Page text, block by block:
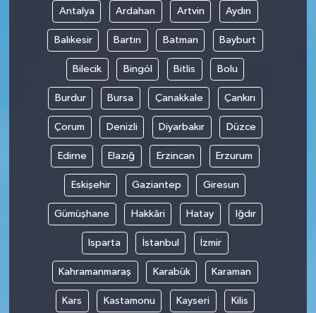
Antalya Ardahan Artvin Aydın
Balıkesir Bartın Batman Bayburt
Bilecik Bingöl Bitlis Bolu
Burdur Bursa Çanakkale Çankırı
Çorum Denizli Diyarbakır Düzce
Edirne Elazığ Erzincan Erzurum
Eskişehir Gaziantep Giresun
Gümüşhane Hakkâri Hatay Iğdır
Isparta İstanbul İzmir
Kahramanmaraş Karabük Karaman
Kars Kastamonu Kayseri Kilis